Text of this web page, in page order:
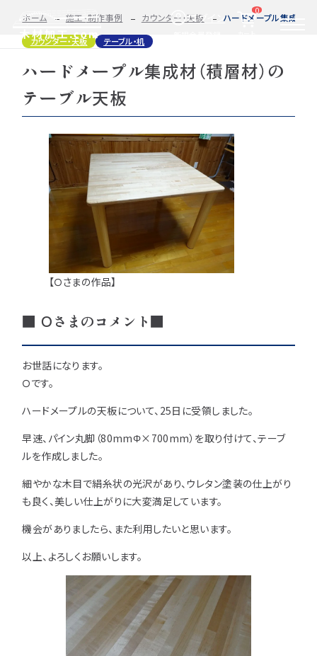
ログイン
0
種類から選ぶ 樹種一覧
取扱木材と選び方
集成材（積層材）
無垢材
化粧貼り
白ポリ
特注対応
平面加工
表面仕上 塗装
木材加工講座 製作工程とこだわり
ご利用ガイド
ご注文から商品到着までの流れ
お見積もり・ご注文方法について
送料について
お支払いについて
注意事項とよくある質問
施工・制作事例
棚・収納・ラック カウンター・天板
テーブル・机 オーディオ関連
造作材・枠材
子ども・孫のためのDIY
アイディア作品・クラフト
フォトコンテスト その他
自動お見積もり・ご注文はこちらから
カット・塗装のみ
フルオーダー集成材(積層材)
2D/3D
図面をお持ちの方へ 今すぐお見積もり依頼
関連商品 サンプルのご購入
0584-33-2070
営業時間 9:00〜17:00（土日祝 定休）
ホーム 施工・制作事例 カウンター・天板 ハードメープル集成材（
カウンター・天板 テーブル・机
ハードメープル集成材（積層材）の
テーブル天板
【Ｏさまの作品】
■ Ｏさまのコメント■
お世話になります。
Ｏです。
ハードメープルの天板について、25日に受領しました。
早速、パイン丸脚（80mmΦ×700mm）を取り付けて、テーブ
ルを作成しました。
細やかな木目で絹糸状の光沢があり、ウレタン塗装の仕上がり
も良く、美しい仕上がりに大変満足しています。
機会がありましたら、また利用したいと思います。
以上、よろしくお願いします。